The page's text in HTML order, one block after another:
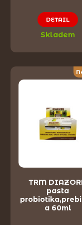
DETAIL
Skladem
TRM
pasta
a 60ml